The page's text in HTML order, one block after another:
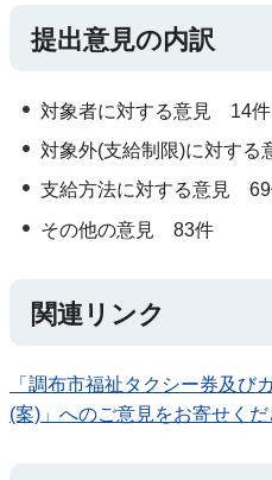
提出意見の内訳
対象者に対する意見 14件
対象外(支給制限)に対す
支給方法に対する意見
その他の意見 83件
関連リンク
「調布市福祉タクシー券及び
(案)」へのご意見をお寄せくだ